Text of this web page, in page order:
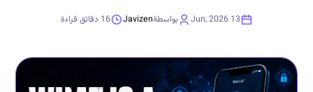
13 Jun, 2026 بواسطةJavizen
16 دقائق قراءة